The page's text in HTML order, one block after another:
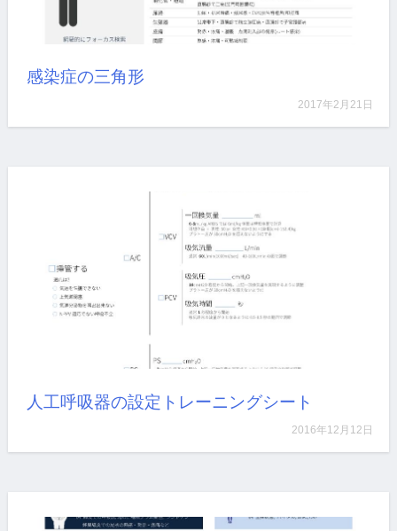
感染症の三角形
2017年2月21日
詳しく見る
人工呼吸器の設定トレーニングシート
2016年12月12日
研修医1年目の先生と一緒に病棟で尿路感染症の患者
さ…